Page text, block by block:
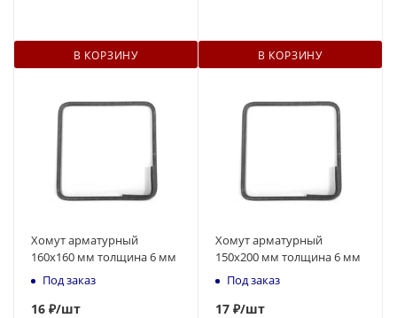
В КОРЗИНУ В КОРЗИНУ
Хомут арматурный
160х160 мм толщина 6 мм
Под заказ
16 ₽/шт
Хомут арматурный
150х200 мм толщина 6 мм
Под заказ
17 ₽/шт